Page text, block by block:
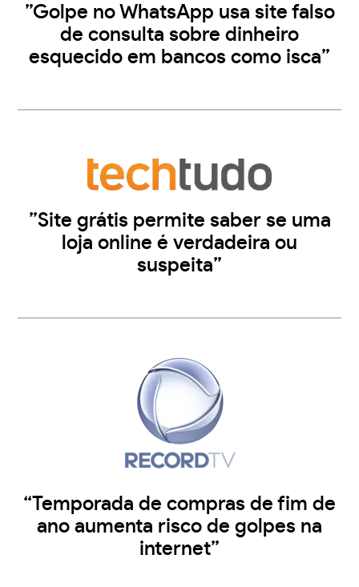
”Golpe no WhatsApp usa site falso
de consulta sobre dinheiro
esquecido em bancos como isca”
”Site grátis permite saber se uma
loja online é verdadeira ou
suspeita”
“Temporada de compras de fim de
ano aumenta risco de golpes na
internet”